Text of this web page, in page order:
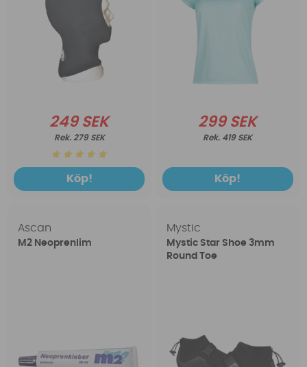
249 SEK
279 SEK
Köp!
299 SEK
419 SEK
Köp!
Ascan
M2 Neoprenlim
Mystic
Mystic Star Shoe 3mm
Round Toe